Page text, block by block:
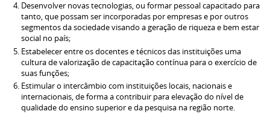
Desenvolver novas tecnologias, ou formar pessoal capacitado para
tanto, que possam ser incorporadas por empresas e por outros
segmentos da sociedade visando a geração de riqueza e bem estar
social no país;
Estabelecer entre os docentes e técnicos das instituições uma
cultura de valorização de capacitação contínua para o exercício de
suas funções;
Estimular o intercâmbio com instituições locais, nacionais e
internacionais, de forma a contribuir para elevação do nível de
qualidade do ensino superior e da pesquisa na região norte.